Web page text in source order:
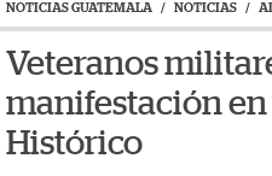
NOTICIAS GUATEMALA / NOTICIAS /
Veteranos
manifestación
Histórico